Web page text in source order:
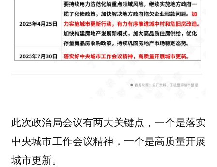
此次政治局会议有两大关键点，一个是落实
中央城市工作会议精神，一个是高质量开展
城市更新。